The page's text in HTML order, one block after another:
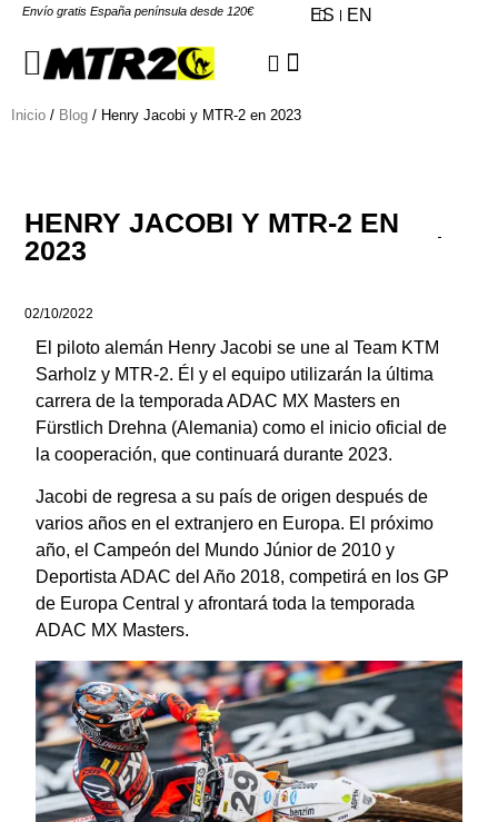
Envío gratis España península desde 120€ ES EN
Inicio / Blog / Henry Jacobi y MTR-2 en 2023
HENRY JACOBI Y MTR-2 EN
2023
02/10/2022
El piloto alemán Henry Jacobi se une al Team KTM
Sarholz y MTR-2. Él y el equipo utilizarán la última
carrera de la temporada ADAC MX Masters en
Fürstlich Drehna (Alemania) como el inicio oficial de
la cooperación, que continuará durante 2023.
Jacobi de regresa a su país de origen después de
varios años en el extranjero en Europa. El próximo
año, el Campeón del Mundo Júnior de 2010 y
Deportista ADAC del Año 2018, competirá en los GP
de Europa Central y afrontará toda la temporada
ADAC MX Masters.